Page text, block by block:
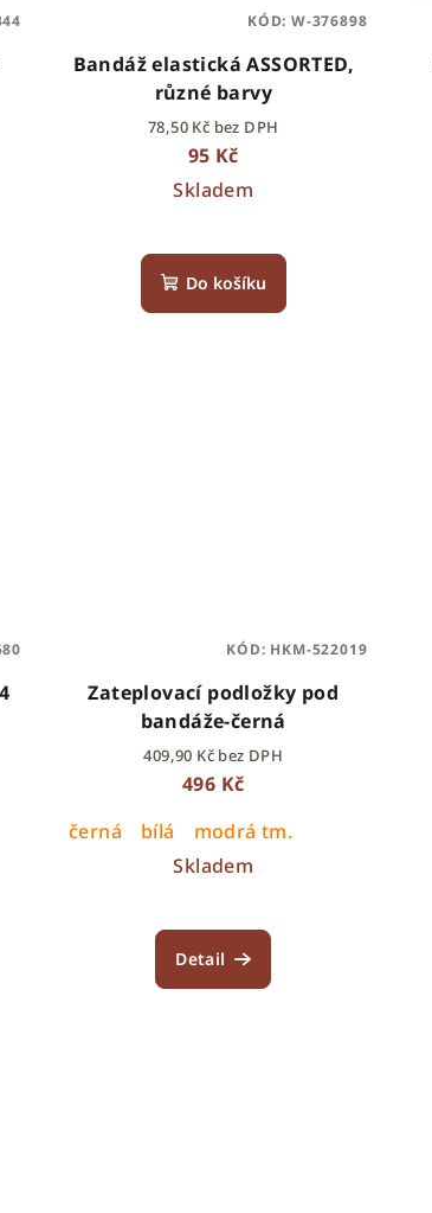
Bandáž elastická ASSORTED,
různé barvy
78,50 Kč bez DPH
95 Kč
Skladem
Do košíku
KÓD:W-376898
Zateplovací podložky pod
bandáže-černá
409,90 Kč bez DPH
496 Kč
černá
bílá
modrá tm.
Skladem
Detail
KÓD: HKM-522019